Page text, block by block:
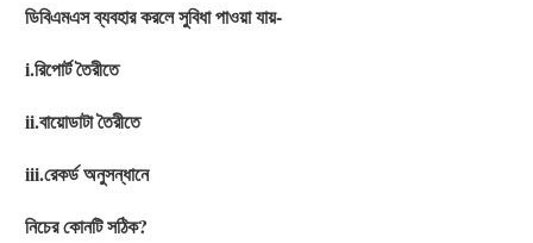
ডিবিএমএস ব্যবহার করলে সুবিধা পাওয়া যায়-
i.রিপোর্ট তৈরীতে
ii.বায়োডাটা তৈরীতে
iii.রেকর্ড অনুসন্ধানে
নিচের কোনটি সঠিক?